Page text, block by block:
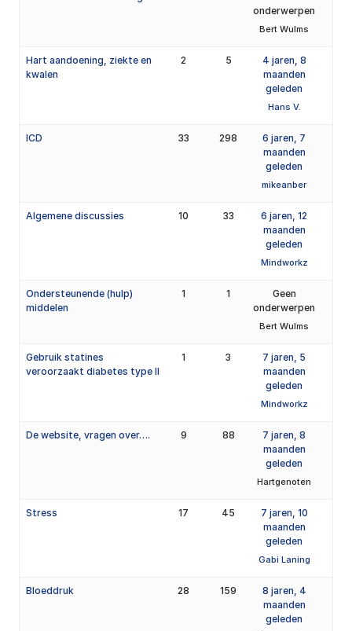
onderwerpen
Bert Wulms
Hart aandoening, ziekte en
kwalen
2 5
4 jaren, 8
maanden
geleden
Hans V.
ICD 33 298
6 jaren, 7
maanden
geleden
mikeanber
Algemene discussies 10 33
6 jaren, 12
maanden
geleden
Mindworkz
Ondersteunende (hulp)
middelen
1 1
Geen
onderwerpen
Bert Wulms
Gebruik statines
veroorzaakt diabetes type II
1 3
7 jaren, 5
maanden
geleden
Mindworkz
De website, vragen over…. 9 88
7 jaren, 8
maanden
geleden
Hartgenoten
Stress 17 45
7 jaren, 10
maanden
geleden
Gabi Laning
Bloeddruk 28 159
8 jaren, 4
maanden
geleden